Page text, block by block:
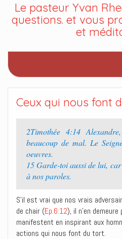
Le pasteur Yvan
questions. et vous
et
Ceux qui nous font
2Timothée 4:14
beaucoup de mal. Le
oeuvres.
15 Garde-toi aussi de lui,
à nos paroles.
S’il est vrai que nos vrais
de chair (Ep.6:12), il n’en
manifestent en inspirant aux
actions qui nous font du tort.